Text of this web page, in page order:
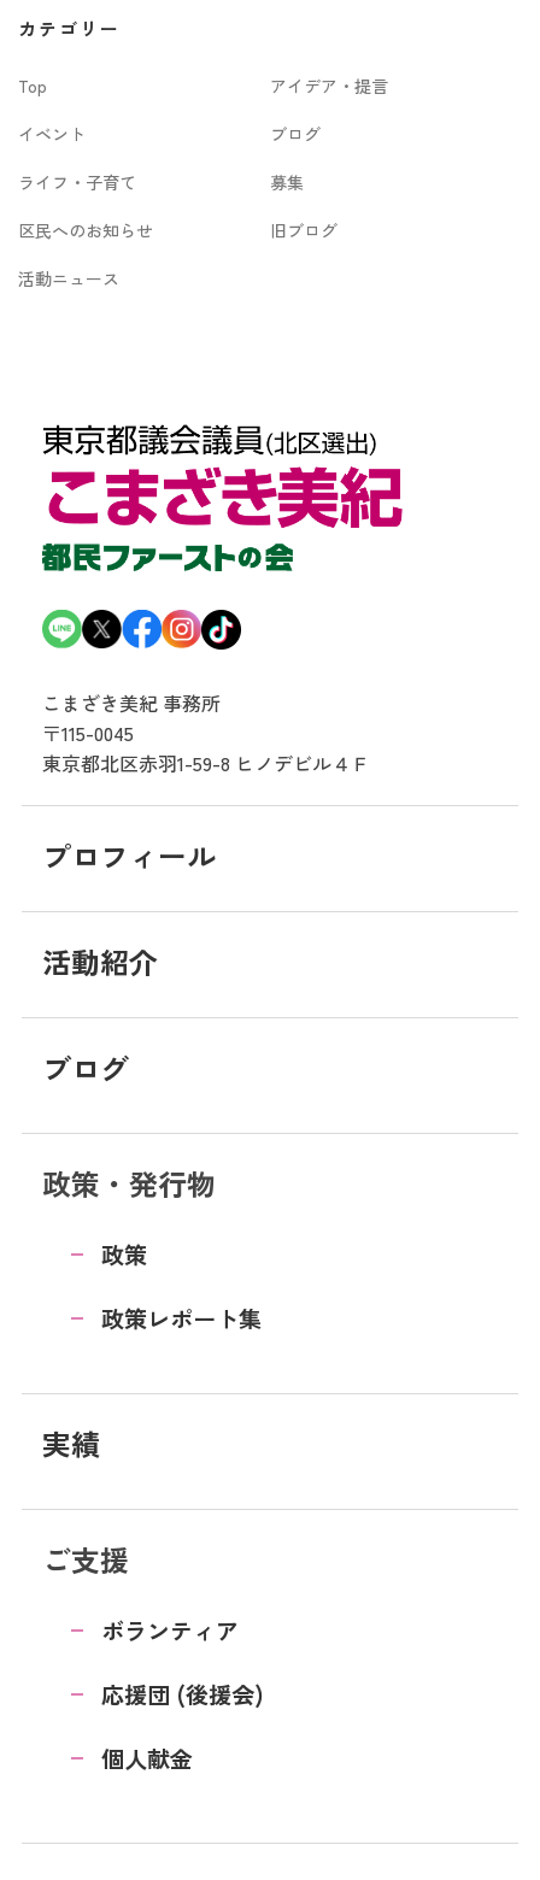
ブ
カテゴリー
Top
アイデア・提言
イベント
ブログ
ライフ・子育て
募集
区民へのお知らせ
旧ブログ
活動ニュース
こまざき美紀 事務所
〒115-0045
東京都北区赤羽1-59-8 ヒノデビル４Ｆ
プロフィール
活動紹介
ブログ
政策・発行物
政策
政策レポート集
実績
ご支援
ボランティア
応援団 (後援会)
個人献金